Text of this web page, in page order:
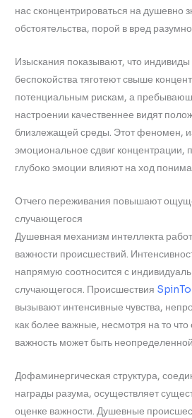
нас сконцентрироваться на душевно
обстоятельства, порой в вред
Изыскания показывают, что
беспокойства тяготеют свыше
потенциальным рискам, а
настроении качественнее видят
близлежащей среды. Этот феномен,
эмоциональное сдвиг концентрации,
глубоко эмоции влияют на ход
Отчего переживания повышают
случающегося
Душевная механизм интеллекта
важности происшествий.
напрямую соотносится с
случающегося. Происшествия
вызывают интенсивные чувства,
как более важные, несмотря на то что
важность может быть
Дофаминергическая структура,
награды разума, осуществляет
оценке важности. Душевные